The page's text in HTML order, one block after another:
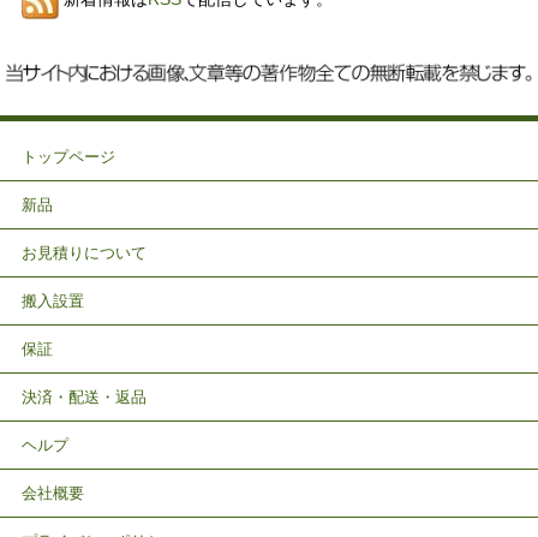
トップページ
新品
お見積りについて
搬入設置
保証
決済・配送・返品
ヘルプ
会社概要